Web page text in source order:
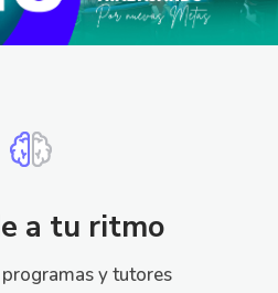
a tu ritmo
y tutores